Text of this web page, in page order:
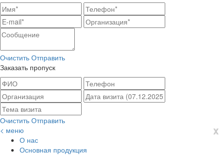
Очистить Отправить
Заказать пропуск
Очистить Отправить
x
< меню
О нас
Основная продукция